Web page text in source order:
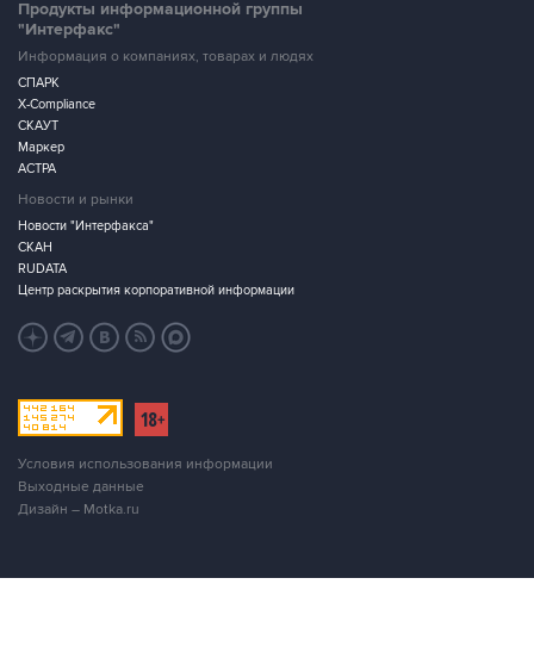
Продукты информационной группы
"Интерфакс"
Информация о компаниях, товарах и людях
СПАРК
X-Compliance
СКАУТ
Маркер
АСТРА
Новости и рынки
Новости "Интерфакса"
СКАН
RUDATA
Центр раскрытия корпоративной информации
Условия использования информации
Выходные данные
Дизайн – Motka.ru